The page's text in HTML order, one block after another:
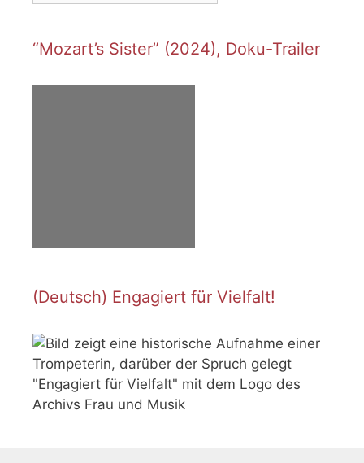
“Mozart’s Sister” (2024), Doku-Trailer
(Deutsch) Engagiert für Vielfalt!